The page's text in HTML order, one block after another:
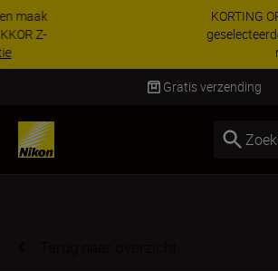
KORTING OP ACCESSOIRES |
geselecteerde accessoires, maak je
Levering binnen 1-3